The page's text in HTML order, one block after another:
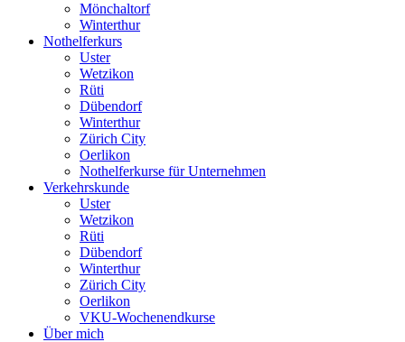
Mönchaltorf
Winterthur
Nothelferkurs
Uster
Wetzikon
Rüti
Dübendorf
Winterthur
Zürich City
Oerlikon
Nothelferkurse für Unternehmen
Verkehrskunde
Uster
Wetzikon
Rüti
Dübendorf
Winterthur
Zürich City
Oerlikon
VKU-Wochenendkurse
Über mich